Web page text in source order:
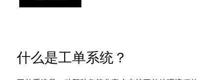
什么是工单系统？